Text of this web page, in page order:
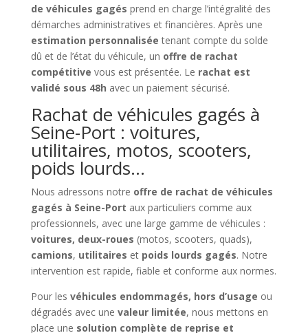
de véhicules gagés prend en charge l’intégralité des
démarches administratives et financières. Après une
estimation personnalisée tenant compte du solde
dû et de l’état du véhicule, un offre de rachat
compétitive vous est présentée. Le rachat est
validé sous 48h avec un paiement sécurisé.
Rachat de véhicules gagés à
Seine-Port : voitures,
utilitaires, motos, scooters,
poids lourds…
Nous adressons notre offre de rachat de véhicules
gagés à Seine-Port aux particuliers comme aux
professionnels, avec une large gamme de véhicules :
voitures, deux-roues (motos, scooters, quads),
camions, utilitaires et poids lourds gagés. Notre
intervention est rapide, fiable et conforme aux normes.
Pour les véhicules endommagés, hors d’usage ou
dégradés avec une valeur limitée, nous mettons en
place une solution complète de reprise et